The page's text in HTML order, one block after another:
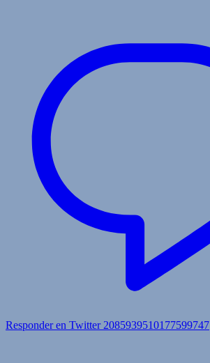
Responder en Twitter 2085939510177599747